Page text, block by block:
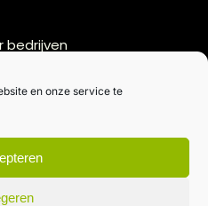
en onze service te
bedrijven
je inbox.